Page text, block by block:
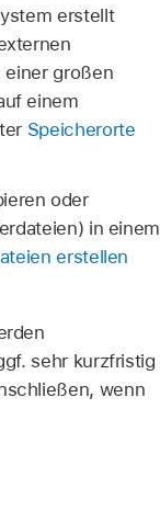
erstellt
einer großen
einem
Speicherorte
oder
in einem
erstellen
sehr kurzfristig
wenn